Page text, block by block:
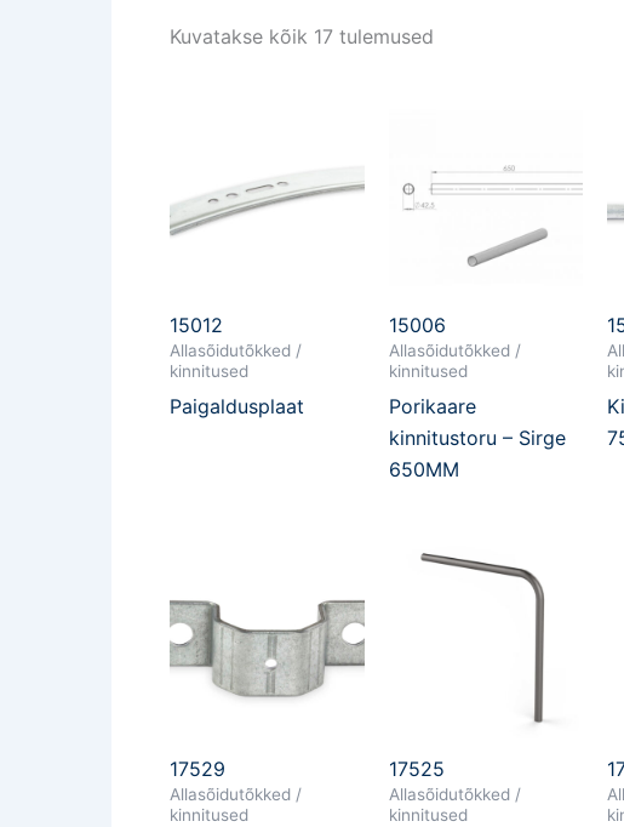
Kuvatakse kõik 17 tulemused
15012
Allasõidutõkked /
kinnitused
Paigaldusplaat
15006
Allasõidutõkked /
kinnitused
Porikaare
kinnitustoru – Sirge
650MM
17529
Allasõidutõkked /
kinnitused
17525
Allasõidutõkked /
kinnitused